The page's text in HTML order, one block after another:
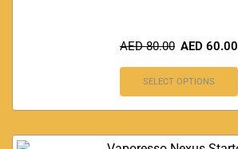
AED80.00 AED 60.00
SELECT OPTIONS